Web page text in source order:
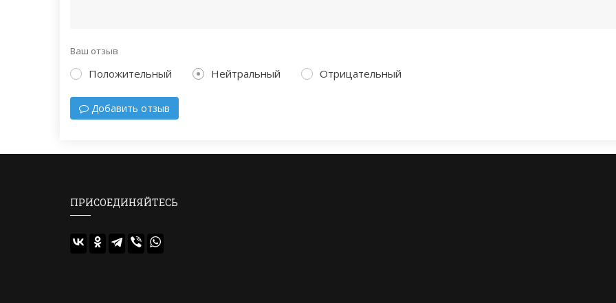
Ваш отзыв
Положительный Нейтральный Отрицательный
Добавить отзыв
ПРИСОЕДИНЯЙТЕСЬ